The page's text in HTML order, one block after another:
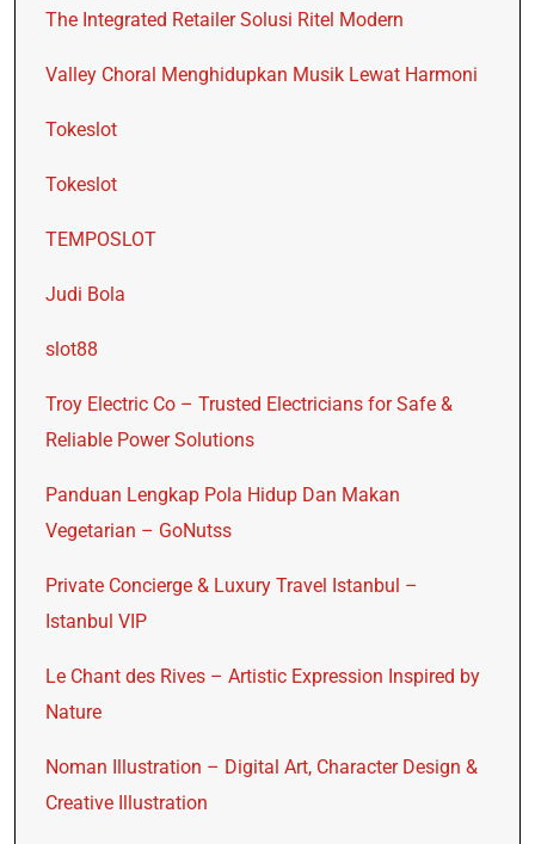
The Integrated Retailer Solusi Ritel Modern
Valley Choral Menghidupkan Musik Lewat Harmoni
Tokeslot
Tokeslot
TEMPOSLOT
Judi Bola
slot88
Troy Electric Co – Trusted Electricians for Safe &
Reliable Power Solutions
Panduan Lengkap Pola Hidup Dan Makan
Vegetarian – GoNutss
Private Concierge & Luxury Travel Istanbul –
Istanbul VIP
Le Chant des Rives – Artistic Expression Inspired by
Nature
Noman Illustration – Digital Art, Character Design &
Creative Illustration